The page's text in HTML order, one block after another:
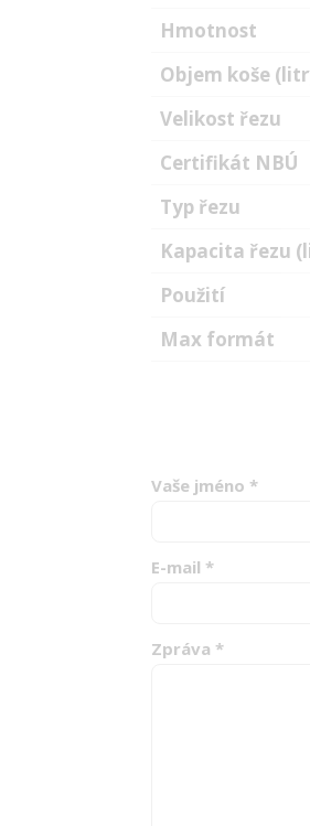
Hmotnost
Objem koše
Velikost řezu
Certifikát NBÚ
Typ řezu
Kapacita řezu
Použití
Max formát
Vaše jméno *
E-mail *
Zpráva *